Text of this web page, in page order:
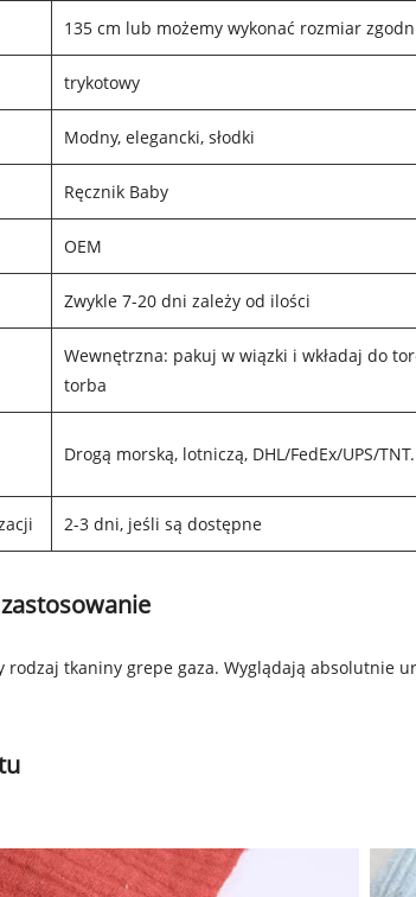
135 cm lub możemy wykonać rozmiar
trykotowy
Modny, elegancki, słodki
Ręcznik Baby
OEM
Zwykle 7-20 dni zależy od ilości
Wewnętrzna: pakuj w wiązki i wkładaj do
torba
Drogą morską, lotniczą, DHL/FedEx/UPS/TNT.
2-3 dni, jeśli są dostępne
rodzaj tkaniny grepe gaza. Wyglądają absolutnie